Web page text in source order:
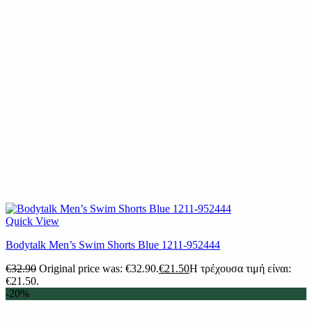
Quick View
Bodytalk Men’s Swim Shorts Blue 1211-952444
€32.90 Original price was: €32.90.€21.50Η τρέχουσα τιμή είναι:
€21.50.
-20%